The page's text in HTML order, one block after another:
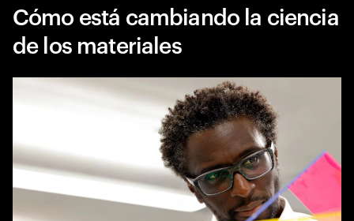
Cómo está cambiando la ciencia
de los materiales